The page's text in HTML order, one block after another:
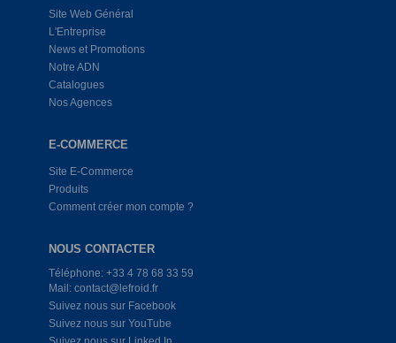
Site Web Général
L'Entreprise
News et Promotions
Notre ADN
Catalogues
Nos Agences
E-COMMERCE
Site E-Commerce
Produits
Comment créer mon compte ?
NOUS CONTACTER
Téléphone: +33 4 78 68 33 59
Mail: contact@lefroid.fr
Suivez nous sur Facebook
Suivez nous sur YouTube